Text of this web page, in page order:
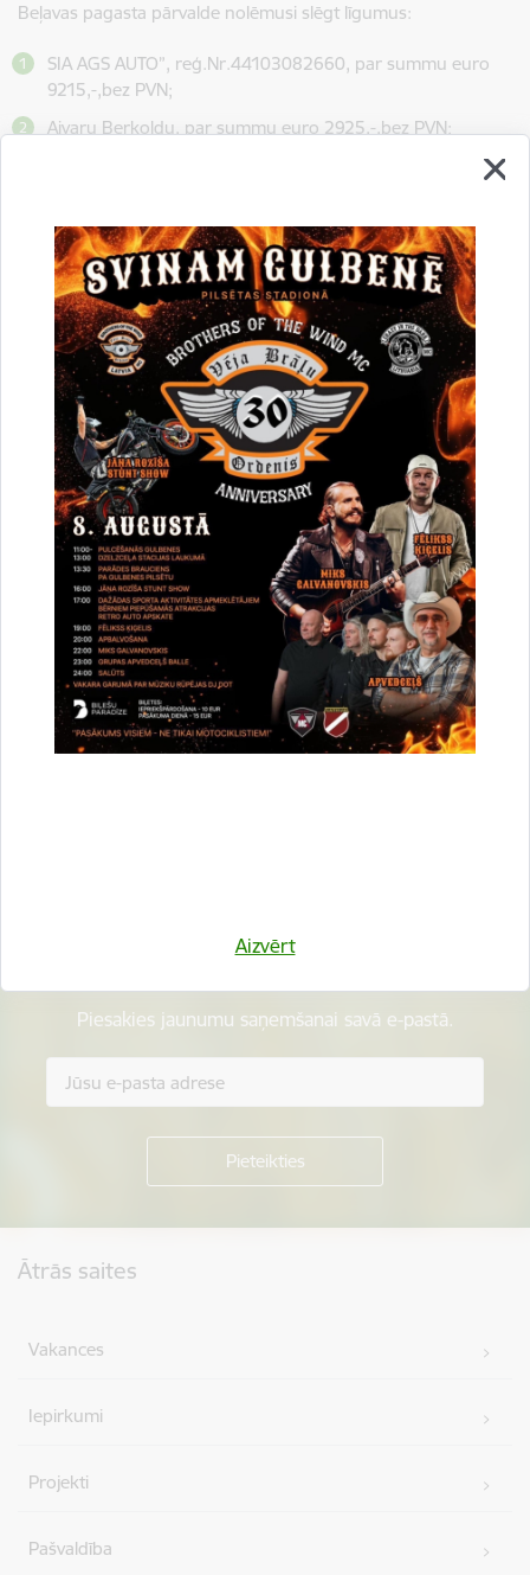
Aizvērt
Beļavas pagasta pārvalde nolēmusi slēgt līgumus:
SIA AGS AUTO”, reģ.Nr.44103082660, par summu euro
9215,-,bez PVN;
Aivaru Berkoldu, par summu euro 2925,-,bez PVN;
Drukāt lapu
Dalīties
Vai šī informācija bija noderīga?
Piesakies jaunumu saņemšanai savā e-pastā.
Ātrās saites
Vakances
Iepirkumi
Projekti
Pašvaldība